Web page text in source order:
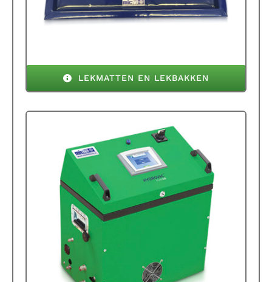
LEKMATTEN EN LEKBAKKEN